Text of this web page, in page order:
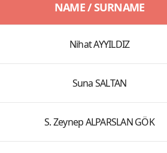
NAME / SURNAME
Nihat AYYILDIZ
Suna SALTAN
S. Zeynep ALPARSLAN GÖK